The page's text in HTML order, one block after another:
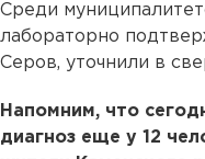
Среди
лабораторно
Серов, уточнили в
Напомним, что
диагноз еще у 12